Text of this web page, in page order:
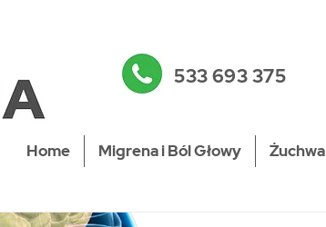
533 693 375
Home Migrena i Ból Głowy Żuchwa